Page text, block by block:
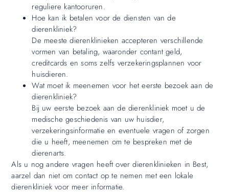
reguliere kantooruren.
Hoe kan ik betalen voor de diensten van de
dierenkliniek?
De meeste dierenklinieken accepteren verschillende
vormen van betaling, waaronder contant geld,
creditcards en soms zelfs verzekeringsplannen voor
huisdieren.
Wat moet ik meenemen voor het eerste bezoek aan de
dierenkliniek?
Bij uw eerste bezoek aan de dierenkliniek moet u de
medische geschiedenis van uw huisdier,
verzekeringsinformatie en eventuele vragen of zorgen
die u heeft, meenemen om te bespreken met de
dierenarts.
Als u nog andere vragen heeft over dierenklinieken in Best,
aarzel dan niet om contact op te nemen met een lokale
dierenkliniek voor meer informatie.